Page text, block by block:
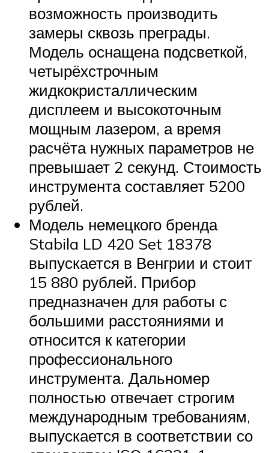
возможность производить
замеры сквозь преграды.
Модель оснащена подсветкой,
четырёхстрочным
жидкокристаллическим
дисплеем и высокоточным
мощным лазером, а время
расчёта нужных параметров не
превышает 2 секунд. Стоимость
инструмента составляет 5200
рублей.
Модель немецкого бренда
Stabila LD 420 Set 18378
выпускается в Венгрии и стоит
15 880 рублей. Прибор
предназначен для работы с
большими расстояниями и
относится к категории
профессионального
инструмента. Дальномер
полностью отвечает строгим
международным требованиям,
выпускается в соответствии со